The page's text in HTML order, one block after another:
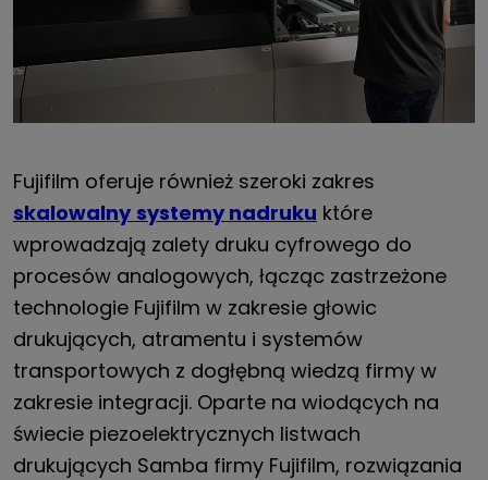
Fujifilm oferuje również szeroki zakres
skalowalny systemy nadruku które
wprowadzają zalety druku cyfrowego do
procesów analogowych, łącząc zastrzeżone
technologie Fujifilm w zakresie głowic
drukujących, atramentu i systemów
transportowych z dogłębną wiedzą firmy w
zakresie integracji. Oparte na wiodących na
świecie piezoelektrycznych listwach
drukujących Samba firmy Fujifilm, rozwiązania